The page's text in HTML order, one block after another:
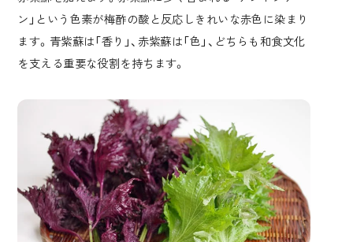
ン」という色素が梅酢の酸と反応しきれいな赤色に染まり
ます。青紫蘇は「香り」、赤紫蘇は「色」、どちらも和食文化
を支える重要な役割を持ちます。